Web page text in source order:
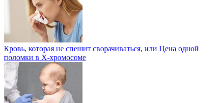
Кровь, которая не спешит сворачиваться, или Цена одной
поломки в Х-хромосоме